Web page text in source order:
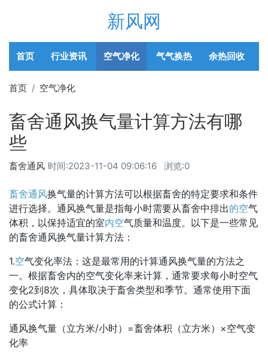
新风网
首页 行业资讯 空气净化 气气换热 余热回收
首页 空气净化
畜舍通风换气量计算方法有哪
些
时间:2023-11-04 09:06:16 浏览:0
畜舍通风
畜舍通风换气量的计算方法可以根据畜舍的特定要求和条件
进行选择。通风换气量是指每小时需要从畜舍中排出的空气
体积，以保持适宜的室内空气质量和温度。以下是一些常见
的畜舍通风换气量计算方法：
1.空气变化率法：这是最常用的计算通风换气量的方法之
一。根据畜舍内的空气变化率来计算，通常要求每小时空气
变化2到8次，具体取决于畜舍类型和季节。通常使用下面
的公式计算：
通风换气量（立方米/小时）=畜舍体积（立方米）×空气变
化率